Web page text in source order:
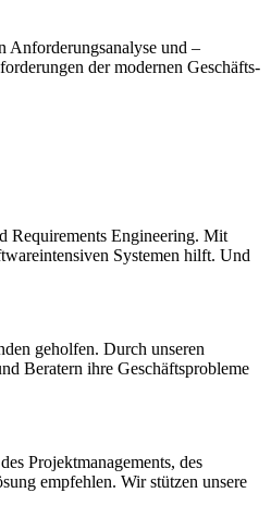
Anforderungsanalyse und –
der modernen Geschäfts-
Requirements Engineering. Mit
Systemen hilft. Und
geholfen. Durch unseren
Beratern ihre Geschäftsprobleme
Projektmanagements, des
empfehlen. Wir stützen unsere